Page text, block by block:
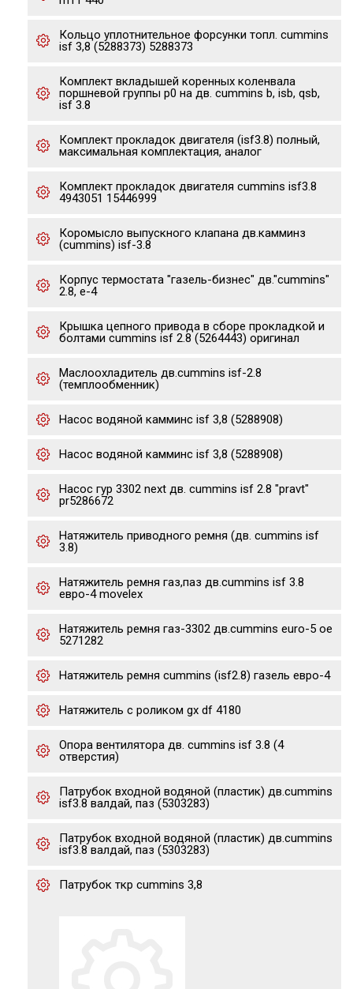
Кольцо уплотнительное форсунки топл. cummins
isf 3,8 (5288373) 5288373
Комплект вкладышей коренных коленвала
поршневой группы р0 на дв. cummins b, isb, qsb,
isf 3.8
Комплект прокладок двигателя (isf3.8) полный,
максимальная комплектация, аналог
Комплект прокладок двигателя cummins isf3.8
4943051 15446999
Коромысло выпускного клапана дв.камминз
(cummins) isf-3.8
Корпус термостата "газель-бизнес" дв."cummins"
2.8, е-4
Крышка цепного привода в сборе прокладкой и
болтами cummins isf 2.8 (5264443) оригинал
Маслоохладитель дв.cummins isf-2.8
(темплообменник)
Насос водяной камминс isf 3,8 (5288908)
Насос водяной камминс isf 3,8 (5288908)
Насос гур 3302 next дв. cummins isf 2.8 "pravt"
pr5286672
Натяжитель приводного ремня (дв. cummins isf
3.8)
Натяжитель ремня газ,паз дв.cummins isf 3.8
евро-4 movelex
Натяжитель ремня газ-3302 дв.cummins euro-5 oe
5271282
Натяжитель ремня cummins (isf2.8) газель евро-4
Натяжитель с роликом gx df 4180
Опора вентилятора дв. cummins isf 3.8 (4
отверстия)
Патрубок входной водяной (пластик) дв.cummins
isf3.8 валдай, паз (5303283)
Патрубок входной водяной (пластик) дв.cummins
isf3.8 валдай, паз (5303283)
Патрубок ткр cummins 3,8